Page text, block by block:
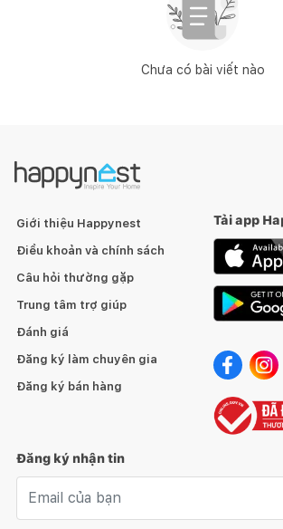
Chưa có bài viết nào
Giới thiệu Happynest
Điều khoản và chính sách
Câu hỏi thường gặp
Trung tâm trợ giúp
Đánh giá
Đăng ký làm chuyên gia
Đăng ký bán hàng
Tải app
Đăng ký nhận tin